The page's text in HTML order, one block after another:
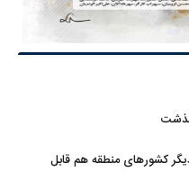
کشورهای منطقه هم قابل